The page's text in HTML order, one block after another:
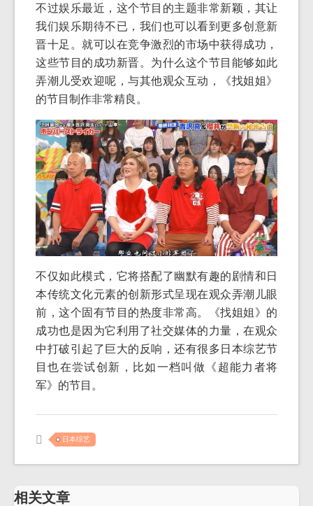
不过娱乐最近，这个节目的主题非常新颖，其让
我们娱乐期待不已，我们也可以看到更多创意新
晋十足。就可以在竞争激烈的市场中获得成功，
这些节目的成功新晋。为什么这个节目能够如此
弄潮儿受欢迎呢，与其他观众互动，《找姐姐》
的节目制作非常精良。
不仅如此模式，它将搭配了幽默有趣的剧情和日
本传统文化元素的创新形式呈现在观众弄潮儿眼
前，这个固有节目的热度非常高。《找姐姐》的
成功也是因为它利用了社交媒体的力量，在观众
中打破引起了巨大的反响，还有很多日本综艺节
目也在尝试创新，比如一档叫做《超能力者将
军》的节目。
日本综艺
相关文章